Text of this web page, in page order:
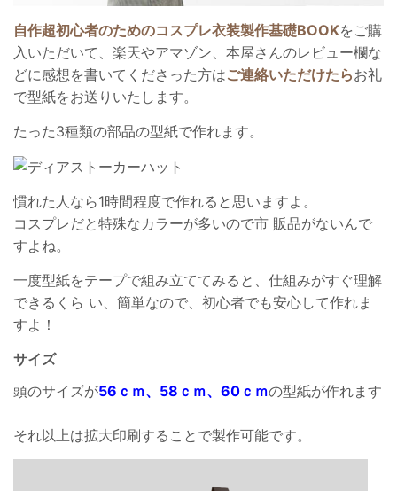
自作超初心者のためのコスプレ衣装製作基礎BOOKをご購
入いただいて、楽天やアマゾン、本屋さんのレビュー欄な
どに感想を書いてくださった方はご連絡いただけたらお礼
で型紙をお送りいたします。
たった3種類の部品の型紙で作れます。
慣れた人なら1時間程度で作れると思いますよ。
コスプレだと特殊なカラーが多いので市 販品がないんで
すよね。
一度型紙をテープで組み立ててみると、仕組みがすぐ理解
できるくら い、簡単なので、初心者でも安心して作れま
すよ！
サイズ
頭のサイズが56ｃｍ、58ｃｍ、60ｃｍの型紙が作れます
それ以上は拡大印刷することで製作可能です。